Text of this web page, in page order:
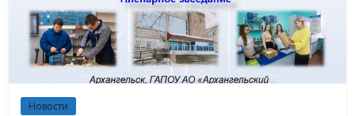
Новости